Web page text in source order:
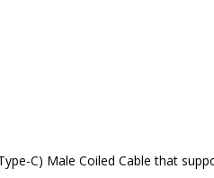
C) Male Coiled Cable that